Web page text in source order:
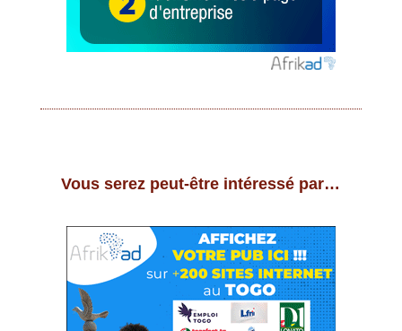
Vous serez peut-être intéressé par…